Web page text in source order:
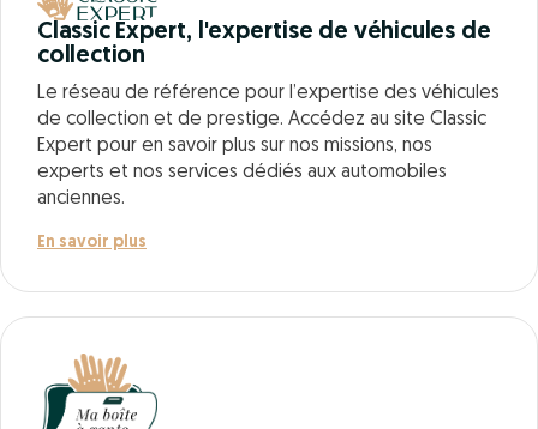
Classic Expert, l'expertise de véhicules de
collection
Le réseau de référence pour l’expertise des véhicules
de collection et de prestige. Accédez au site Classic
Expert pour en savoir plus sur nos missions, nos
experts et nos services dédiés aux automobiles
anciennes.
En savoir plus